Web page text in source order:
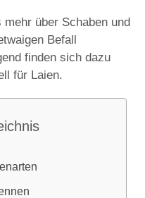
über Schaben und
Befall
finden sich dazu
für Laien.